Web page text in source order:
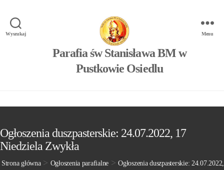
Wyszukaj
Parafia św Stanisława BM w
Pustkowie Osiedlu
Menu
Ogłoszenia duszpasterskie: 24.07.2022, 17
Niedziela Zwykła
Strona główna> Ogłoszenia parafialne >Ogłoszenia duszpasterskie: 24.07.2022,